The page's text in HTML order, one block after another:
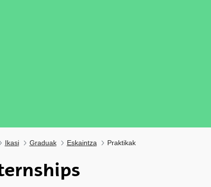
Ikasi Graduak Eskaintza Praktikak